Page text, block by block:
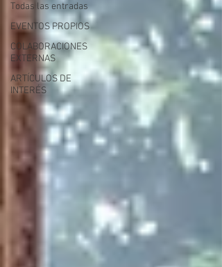
Todas las entradas
EVENTOS PROPIOS
COLABORACIONES
EXTERNAS
ARTÍCULOS DE
INTERÉS